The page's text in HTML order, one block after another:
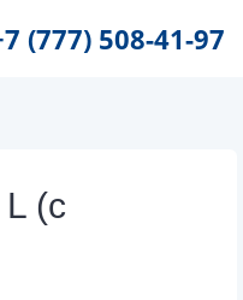
(777) 508-41-97
(с